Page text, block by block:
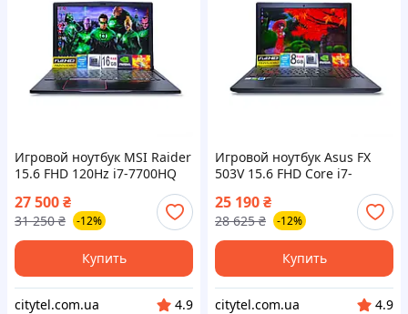
Игровой ноутбук MSI Raider
15.6 FHD 120Hz i7-7700HQ
Nvidia GeForce GTX1060 6GB
27 500₴
31 250 ₴ -12%
Купить
citytel.com.ua
4.9
Игровой ноутбук Asus FX
503V 15.6 FHD Core i7-
SSD500GB Nvidia GeForce
GTX1060
25 190₴
28 625 ₴ -12%
Купить
citytel.com.ua
4.9